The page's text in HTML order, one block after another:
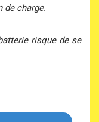
de charge.
risque de se